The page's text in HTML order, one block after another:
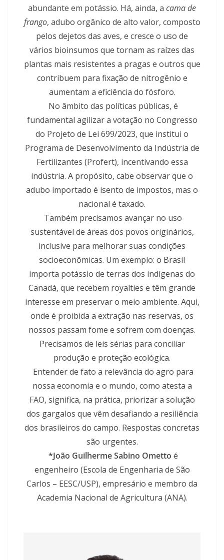
abundante em potássio. Há, ainda, a cama de
frango, adubo orgânico de alto valor, composto
pelos dejetos das aves, e cresce o uso de
vários bioinsumos que tornam as raízes das
plantas mais resistentes a pragas e outros que
contribuem para fixação de nitrogênio e
aumentam a eficiência do fósforo.
No âmbito das políticas públicas, é
fundamental agilizar a votação no Congresso
do Projeto de Lei 699/2023, que institui o
Programa de Desenvolvimento da Indústria de
Fertilizantes (Profert), incentivando essa
indústria. A propósito, cabe observar que o
adubo importado é isento de impostos, mas o
nacional é taxado.
Também precisamos avançar no uso
sustentável de áreas dos povos originários,
inclusive para melhorar suas condições
socioeconômicas. Um exemplo: o Brasil
importa potássio de terras dos indígenas do
Canadá, que recebem royalties e têm grande
interesse em preservar o meio ambiente. Aqui,
onde é proibida a extração nas reservas, os
nossos passam fome e sofrem com doenças.
Precisamos de leis sérias para conciliar
produção e proteção ecológica.
Entender de fato a relevância do agro para
nossa economia e o mundo, como atesta a
FAO, significa, na prática, priorizar a solução
dos gargalos que vêm desafiando a resiliência
dos brasileiros do campo. Respostas concretas
são urgentes.
*João Guilherme Sabino Ometto é
engenheiro (Escola de Engenharia de São
Carlos – EESC/USP), empresário e membro da
Academia Nacional de Agricultura (ANA).